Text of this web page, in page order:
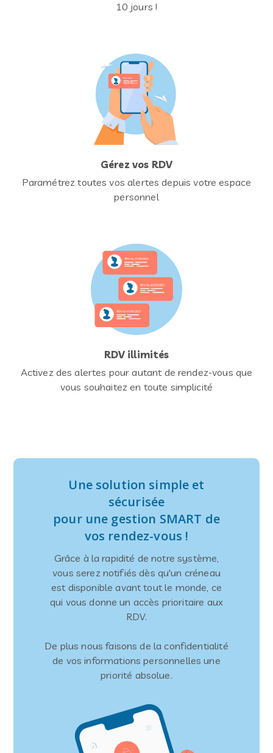
Une solution simple et
sécurisée
pour une gestion SMART de
vos rendez-vous !
Grâce à la rapidité de notre système,
vous serez notifiés dès qu'un créneau
est disponible avant tout le monde, ce
qui vous donne un accès prioritaire aux
RDV.
De plus nous faisons de la confidentialité
de vos informations personnelles une
priorité absolue.
10 jours !
Gérez vos RDV
Paramétrez toutes vos alertes depuis votre espace
personnel
RDV illimités
Activez des alertes pour autant de rendez-vous que
vous souhaitez en toute simplicité